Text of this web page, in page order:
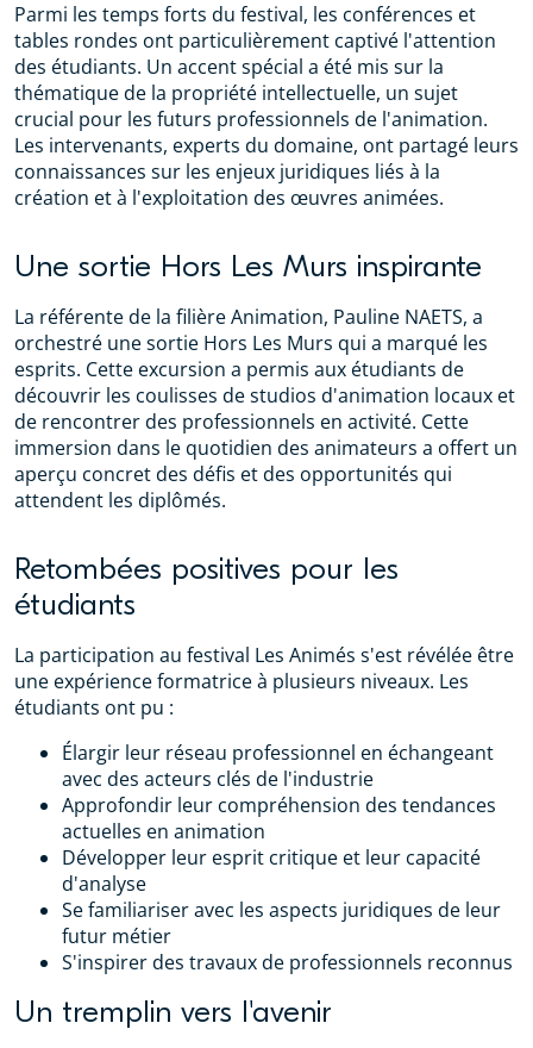
Parmi les temps forts du festival, les conférences et
tables rondes ont particulièrement captivé l'attention
des étudiants. Un accent spécial a été mis sur la
thématique de la propriété intellectuelle, un sujet
crucial pour les futurs professionnels de l'animation.
Les intervenants, experts du domaine, ont partagé leurs
connaissances sur les enjeux juridiques liés à la
création et à l'exploitation des œuvres animées.
Une sortie Hors Les Murs inspirante
La référente de la filière Animation, Pauline NAETS, a
orchestré une sortie Hors Les Murs qui a marqué les
esprits. Cette excursion a permis aux étudiants de
découvrir les coulisses de studios d'animation locaux et
de rencontrer des professionnels en activité. Cette
immersion dans le quotidien des animateurs a offert un
aperçu concret des défis et des opportunités qui
attendent les diplômés.
Retombées positives pour les
étudiants
La participation au festival Les Animés s'est révélée être
une expérience formatrice à plusieurs niveaux. Les
étudiants ont pu :
Élargir leur réseau professionnel en échangeant
avec des acteurs clés de l'industrie
Approfondir leur compréhension des tendances
actuelles en animation
Développer leur esprit critique et leur capacité
d'analyse
Se familiariser avec les aspects juridiques de leur
futur métier
S'inspirer des travaux de professionnels reconnus
Un tremplin vers l'avenir